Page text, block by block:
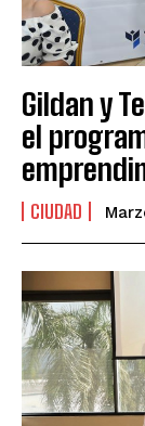
Gildan y
el
CIUDAD